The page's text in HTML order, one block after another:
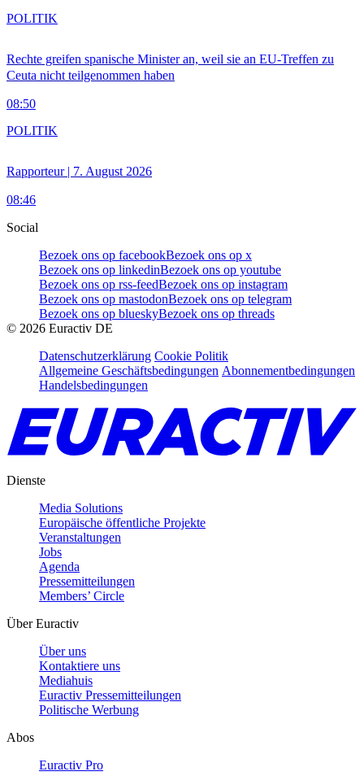
Rechte greifen spanische Minister an, weil sie an EU-Treffen zu
Ceuta nicht teilgenommen haben
08:50
POLITIK
Rapporteur | 7. August 2026
08:46
POLITIK
Social
Bezoek ons op facebookBezoek ons op x
Bezoek ons op linkedinBezoek ons op youtube
Bezoek ons op rss-feedBezoek ons op instagram
Bezoek ons op mastodonBezoek ons op telegram
Bezoek ons op blueskyBezoek ons op threads
© 2026 Euractiv DE
Datenschutzerklärung Cookie Politik
Allgemeine Geschäftsbedingungen Abonnementbedingungen
Handelsbedingungen
Dienste
Media Solutions
Europäische öffentliche Projekte
Veranstaltungen
Jobs
Agenda
Pressemitteilungen
Members’ Circle
Über Euractiv
Über uns
Kontaktiere uns
Mediahuis
Euractiv Pressemitteilungen
Politische Werbung
Abos
Euractiv Pro